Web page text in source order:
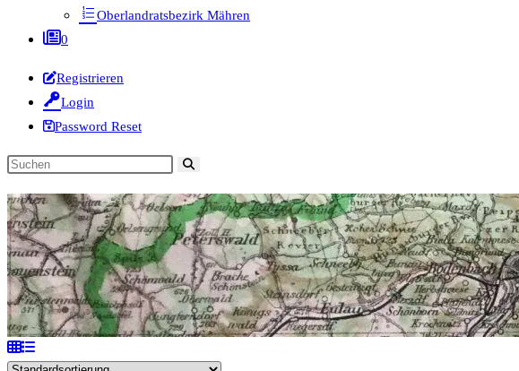
Oberlandratsbezirk Mähren
0
Registrieren
Login
Password Reset
Diese
durchsuchen